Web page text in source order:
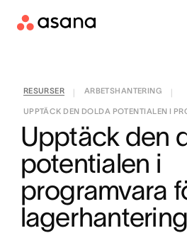
RESURSER ARBETSHANTERING
UPPTÄCK DEN DOLDA POTENTIALEN I
Upptäck den
potentialen i
programvara
lagerhantering